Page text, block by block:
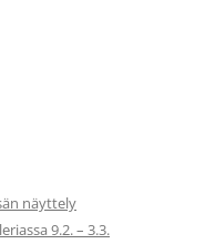
näyttely
9.2. – 3.3.